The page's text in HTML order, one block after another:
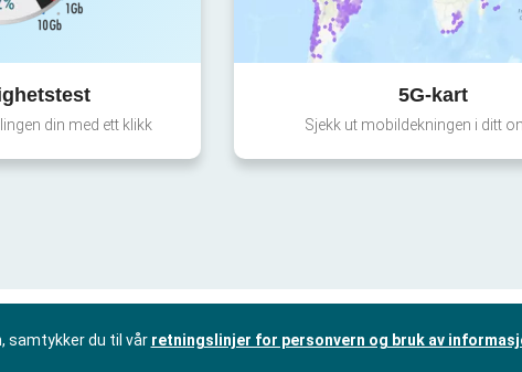
din med ett klikk
5G-kart
Sjekk ut mobildekningen i ditt
samtykker du til vår retningslinjer for personvern og bruk av